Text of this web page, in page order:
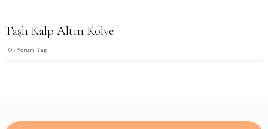
Taşlı Kalp Altın Kolye
0 - Yorum Yap